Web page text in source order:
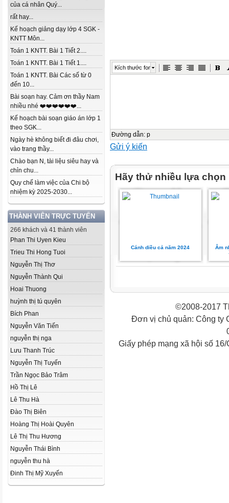
của cá nhân Quý...
rất hay...
Kế hoạch giảng dạy lớp 4 SGK -
KNTT Môn...
Toán 1 KNTT. Bài 1 Tiết 2....
Toán 1 KNTT. Bài 1 Tiết 1....
Toán 1 KNTT. Bài Các số từ 0
đến 10...
Bài soạn hay. Cảm ơn thầy Nam
nhiều nhé ❤️❤️❤️❤️❤️❤️...
Kế hoạch bài soạn giáo án lớp 1
theo SGK...
Ngày hè không biết đi đâu chơi,
vào trang thầy...
Chào bạn N, tài liệu siêu hay và
chỉn chu...
Quy chế làm việc của Chi bộ
nhiệm kỳ 2025-2030...
THÀNH VIÊN TRỰC TUYẾN
266 khách và 41 thành viên
Phan Thi Uyen Kieu
Trieu Thi Hong Tuoi
Nguyễn Thị Thơ
Nguyễn Thành Qui
Hoai Thuong
huỳnh thị tú quyên
Bích Phan
Nguyễn Văn Tiến
nguyễn thị nga
Lưu Thanh Trúc
Nguyễn Thị Tuyến
Trần Ngọc Bảo Trâm
Hồ Thị Lê
Lê Thu Hà
Đào Thị Biên
Hoàng Thị Hoài Quyên
Lê Thị Thu Hương
Nguyễn Thái Bình
nguyễn thu hà
Đinh Thị Mỹ Xuyến
Kích thước font
Đường dẫn: p
Gửi ý kiến
Hãy thử nhiều lựa chọn
Cánh diều cả năm 2024
Âm
©2008-2017
Đơn vị chủ quản: Công ty
Giấy phép mạng xã hội số